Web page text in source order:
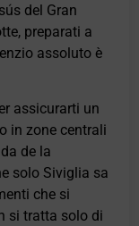
del Gran
preparati a
assoluto è
assicurarti un
in zone centrali
de la
solo Siviglia sa
che si
si tratta solo di